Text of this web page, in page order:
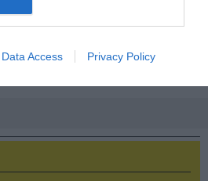
Data Access Privacy Policy